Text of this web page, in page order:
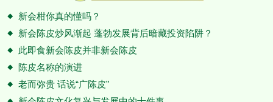
新会柑你真的懂吗？
新会陈皮炒风渐起 蓬勃发展背后暗藏投资陷阱？
此即食新会陈皮并非新会陈皮
陈皮名称的演进
老而弥贵 话说“广陈皮”